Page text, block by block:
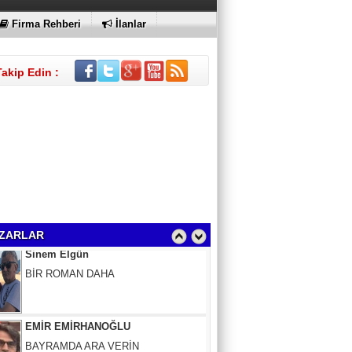
Firma Rehberi İlanlar
Edin :
EMİR EMİRHANOĞLU